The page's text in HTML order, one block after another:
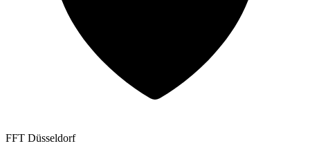
FFT Düsseldorf